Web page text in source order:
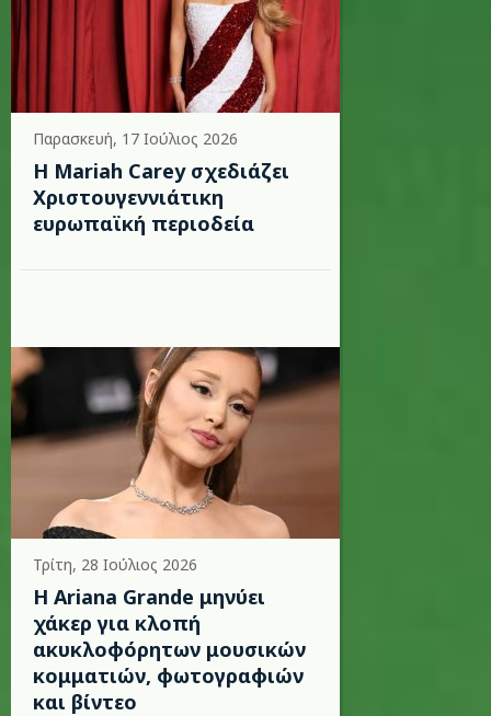
Παρασκευή, 17 Ιούλιος 2026
Η Mariah Carey σχεδιάζει
Χριστουγεννιάτικη
ευρωπαϊκή περιοδεία
Τρίτη, 28 Ιούλιος 2026
Η Ariana Grande μηνύει
χάκερ για κλοπή
ακυκλοφόρητων μουσικών
κομματιών, φωτογραφιών
και βίντεο